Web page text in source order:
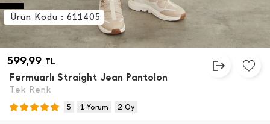
599,99 TL
Fermuarlı Straight Jean Pantolon
Tek Renk
Ürün Kodu : 611405
5 1 Yorum 2 Oy